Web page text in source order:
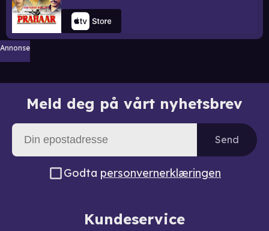
Annonse
Meld deg på vårt nyhetsbrev
Send
Godta personvernerklæringen
Kundeservice